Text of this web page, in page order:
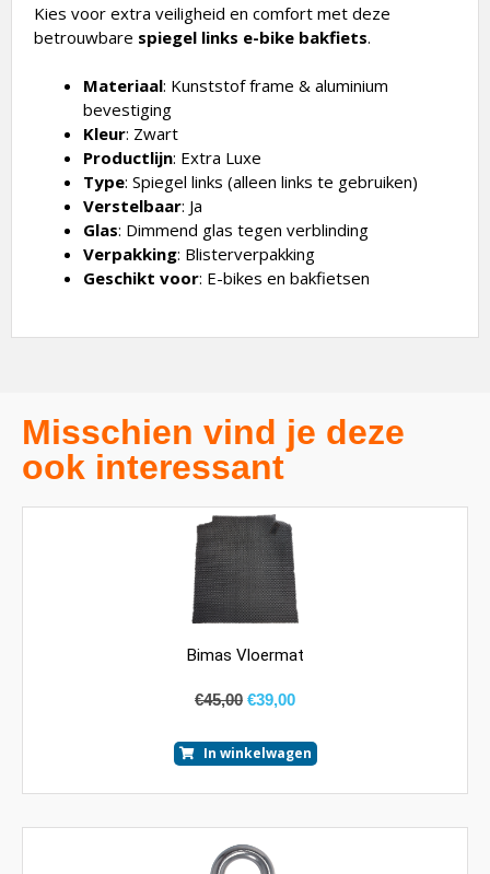
Kies voor extra veiligheid en comfort met deze
betrouwbare spiegel links e-bike bakfiets.
Materiaal: Kunststof frame & aluminium
bevestiging
Kleur: Zwart
Productlijn: Extra Luxe
Type: Spiegel links (alleen links te gebruiken)
Verstelbaar: Ja
Glas: Dimmend glas tegen verblinding
Verpakking: Blisterverpakking
Geschikt voor: E-bikes en bakfietsen
Misschien vind je deze
ook interessant
Bimas Vloermat
€45,00 €39,00
In winkelwagen